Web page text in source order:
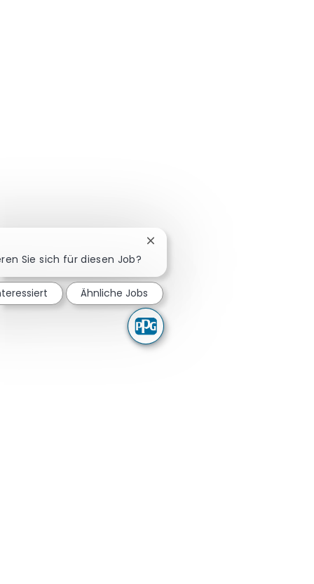
Sie sich für diesen Job?
Chatbot-Benachrichtigung
Ähnliche Jobs